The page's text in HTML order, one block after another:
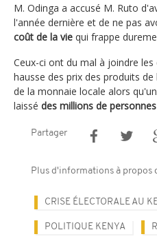
M. Odinga a accusé M. Ruto
l'année dernière et de ne pas
coût de la vie qui frappe
Ceux-ci ont du mal à joindre
hausse des prix des produits
de la monnaie locale alors
laissé des millions de
Partager
Plus d'informations à propos
CRISE ÉLECTORALE AU
POLITIQUE KENYA